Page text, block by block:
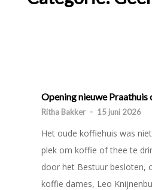
Opening nieuwe Praathuis
Ritha Bakker - 15 juni 2026
Het oude koffiehuis was
plek om koffie of thee te
door het Bestuur besloten,
koffie dames, Leo